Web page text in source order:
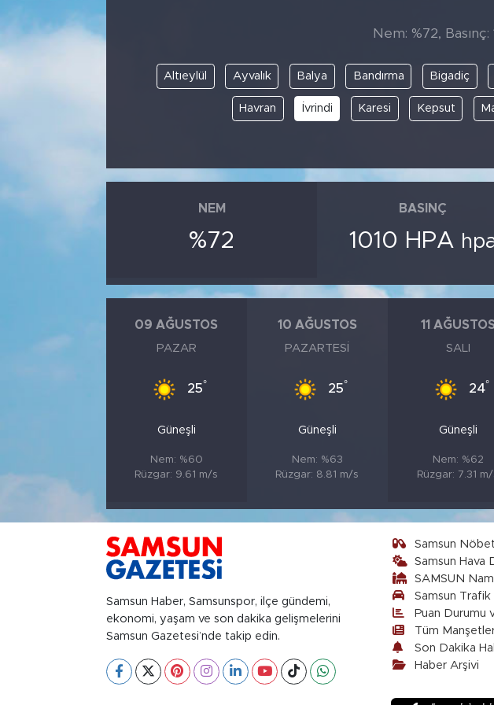
Nem: %72,
Altıeylül Ayvalık Balya Bandırma Bigadiç
Havran İvrindi Karesi Kepsut
NEM
%72
BASINÇ
1010 HPA
09 AĞUSTOS
PAZAR
25°
Güneşli
Nem: %60
Rüzgar: 9.61 m/s
10 AĞUSTOS
PAZARTESI
25°
Güneşli
Nem: %63
Rüzgar: 8.81 m/s
11 AĞUSTOS
SALI
24°
Güneşli
Nem: %62
Rüzgar: 7.31
Samsun Haber, Samsunspor, ilçe gündemi,
ekonomi, yaşam ve son dakika gelişmelerini
Samsun Gazetesi’nde takip edin.
Samsun
Samsun Hava
SAMSUN
Samsun Trafik
Puan Durumu
Tüm
Son Dakika
Haber Arşivi